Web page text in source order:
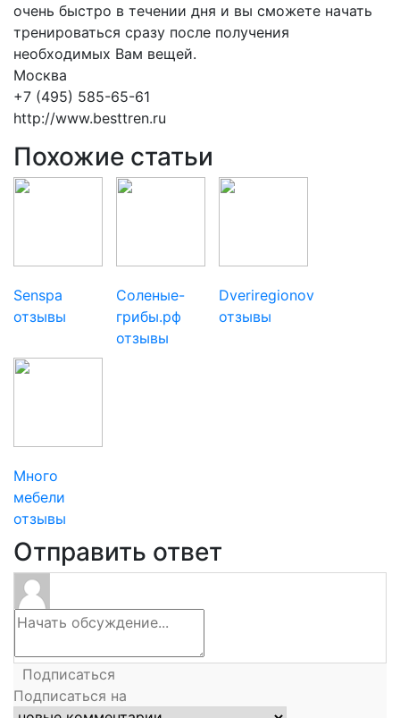
очень быстро в течении дня и вы сможете начать
тренироваться сразу после получения
необходимых Вам вещей.
Москва
+7 (495) 585-65-61
http://www.besttren.ru
Похожие статьи
Senspa
отзывы
Соленые-
грибы.рф
отзывы
Dveriregionov
отзывы
Много
мебели
отзывы
Отправить ответ
Подписаться
Подписаться на